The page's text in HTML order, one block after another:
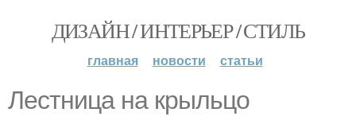
ДИЗАЙН / ИНТЕРЬЕР / СТИЛЬ
главная новости статьи
Лестница на крыльцо